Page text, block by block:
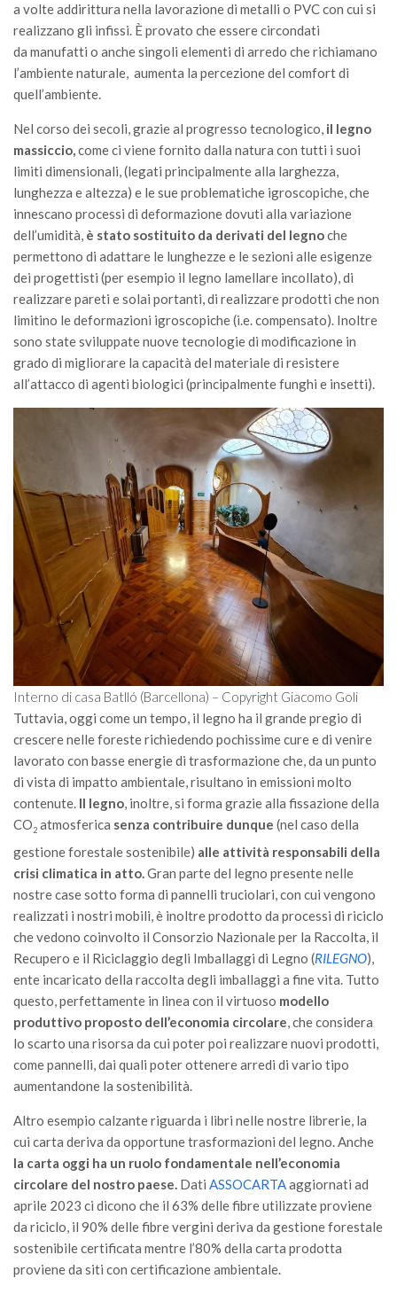
Simposii
Congressi
Pagina Congressi
XV Congresso (Sassari 2026)
XIV Congresso (Padova 2024)
XIII Congresso (Orvieto 2022)
XII Congresso (Palermo 2019)
XI Congresso (Roma 2017)
X Congresso (Firenze 2015)
IX Congresso (Bolzano 2013)
VIII Congresso (Rende 2011)
VII Congresso (Isernia 2009)
V Congresso (Torino 2003)
IV Congresso (Potenza 2003)
III Congresso (Viterbo 2001)
II Congresso (Bologna 1999)
I Congresso (Padova 1997)
Redazione
Pagina Principale
Editoriali
Pillole di Scienze Forestali
Highlights
#FOCUSINCENDI
Cartella Stampa
Comunicati
Infografiche
Video
PDF
SISEF Notebook (Rassegna Stampa)
SISEF Eventi
SISEF@Facebook
@ForestTweeting
SISEF Publishing
Redazione SISEF.ORG
a volte addirittura nella lavorazione di metalli o PVC con cui si
realizzano gli infissi. È provato che essere circondati
da manufatti o anche singoli elementi di arredo che richiamano
l’ambiente naturale, aumenta la percezione del comfort di
quell’ambiente.
Nel corso dei secoli, grazie al progresso tecnologico, il legno
massiccio,come ci viene fornito dalla natura con tutti i suoi
limiti dimensionali, (legati principalmente alla larghezza,
lunghezza e altezza) e le sue problematiche igroscopiche, che
innescano processi di deformazione dovuti alla variazione
dell’umidità, è stato sostituito da derivati del legnoche
permettono di adattare le lunghezze e le sezioni alle esigenze
dei progettisti (per esempio il legno lamellare incollato), di
realizzare pareti e solai portanti, di realizzare prodotti che non
limitino le deformazioni igroscopiche (i.e. compensato). Inoltre
sono state sviluppate nuove tecnologie di modificazione in
grado di migliorare la capacità del materiale di resistere
all’attacco di agenti biologici (principalmente funghi e insetti).
Interno di casa Batlló (Barcellona) – Copyright Giacomo Goli
Tuttavia, oggi come un tempo, il legno ha il grande pregio di
crescere nelle foreste richiedendo pochissime cure e di venire
lavorato con basse energie di trasformazione che, da un punto
di vista di impatto ambientale, risultano in emissioni molto
contenute. Il legno, inoltre, si forma grazie alla fissazione della
CO2 atmosferica senza contribuire dunque (nel caso della
gestione forestale sostenibile) alle attività responsabili della
crisi climatica in atto.Gran parte del legno presente nelle
nostre case sotto forma di pannelli truciolari, con cui vengono
realizzati i nostri mobili, è inoltre prodotto da processi di riciclo
che vedono coinvolto il Consorzio Nazionale per la Raccolta, il
Recupero e il Riciclaggio degli Imballaggi di Legno (RILEGNO),
ente incaricato della raccolta degli imballaggi a fine vita. Tutto
questo, perfettamente in linea con il virtuoso modello
produttivo proposto dell’economia circolare, che considera
lo scarto una risorsa da cui poter poi realizzare nuovi prodotti,
come pannelli, dai quali poter ottenere arredi di vario tipo
aumentandone la sostenibilità.
Altro esempio calzante riguarda i libri nelle nostre librerie, la
cui carta deriva da opportune trasformazioni del legno. Anche
la carta oggi ha un ruolo fondamentale nell’economia
circolare del nostro paese. Dati ASSOCARTAaggiornati ad
aprile 2023 ci dicono che il 63% delle fibre utilizzate proviene
da riciclo, il 90% delle fibre vergini deriva da gestione forestale
sostenibile certificata mentre l’80% della carta prodotta
proviene da siti con certificazione ambientale.